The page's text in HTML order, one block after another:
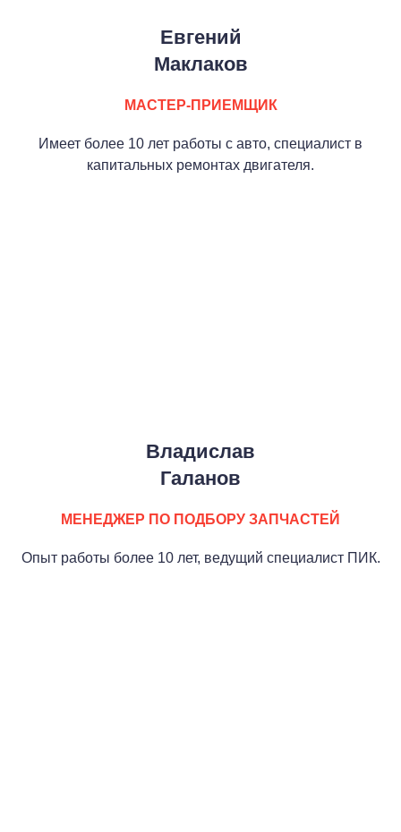
Евгений
Маклаков
МАСТЕР-ПРИЕМЩИК
Имеет более 10 лет работы с авто, специалист в
капитальных ремонтах двигателя.
Владислав
Галанов
МЕНЕДЖЕР ПО ПОДБОРУ ЗАПЧАСТЕЙ
Опыт работы более 10 лет, ведущий специалист ПИК.